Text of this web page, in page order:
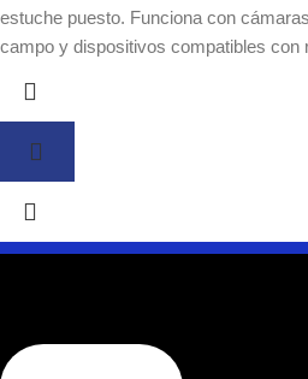
estuche puesto. Funciona con
campo y dispositivos compatibles con